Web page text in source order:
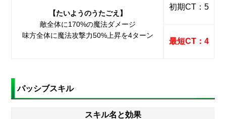
【たいようのうたごえ】
敵全体に170%の魔法ダメージ
味方全体に魔法攻撃力50%上昇を4ターン
初期CT：5
最短CT：4
パッシブスキル
スキル名と効果